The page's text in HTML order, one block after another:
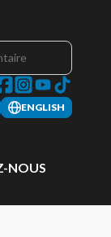
ENGLISH
NOUS